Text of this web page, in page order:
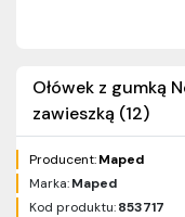
Ołówek z gumką
zawieszką (12)
Producent:Maped
Marka:Maped
Kod produktu:853717